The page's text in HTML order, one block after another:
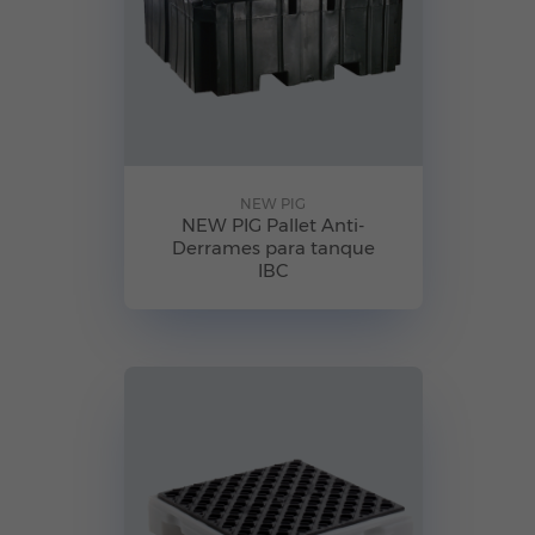
NEW PIG
NEW PIG Pallet Anti-
Derrames para tanque
IBC